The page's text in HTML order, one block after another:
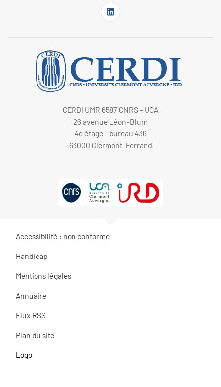
CERDI UMR 6587 CNRS - UCA
26 avenue Léon-Blum
4e étage - bureau 436
63000 Clermont-Ferrand
Accessibilité : non conforme
Handicap
Mentions légales
Annuaire
Flux RSS
Plan du site
Logo